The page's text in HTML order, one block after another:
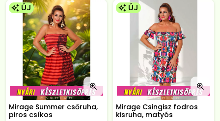
ÚJ
Mirage Summer csőruha,
piros csíkos
ÚJ
Mirage Csingisz fodros
kisruha, matyós